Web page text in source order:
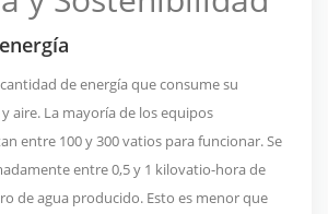
de energía que consume su
aire. La mayoría de los equipos
entre 100 y 300 vatios para funcionar. Se
entre 0,5 y 1 kilovatio-hora de
de agua producido. Esto es menor que